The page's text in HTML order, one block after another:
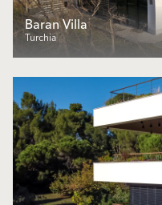
Baran Villa
Turchia